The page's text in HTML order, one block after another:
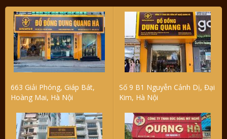
663 Giải Phóng, Giáp Bát,
Hoàng Mai, Hà Nội
Số 9 B1 Nguyễn Cảnh Dị, Đại
Kim, Hà Nội